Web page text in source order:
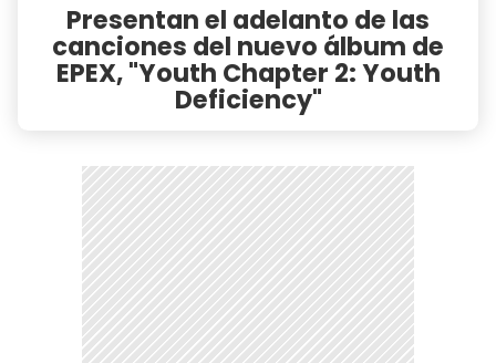
Presentan el adelanto de las
canciones del nuevo álbum de
EPEX, "Youth Chapter 2: Youth
Deficiency"